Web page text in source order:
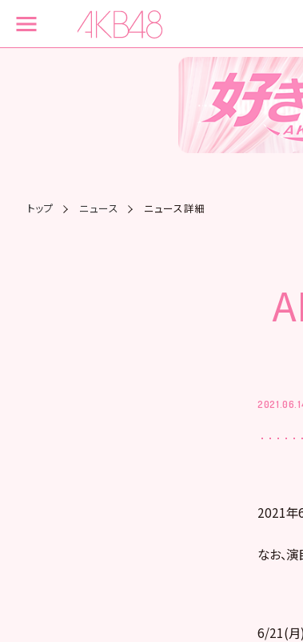
トップ ニュース ニュース詳細
2021年
なお、
6/21(月